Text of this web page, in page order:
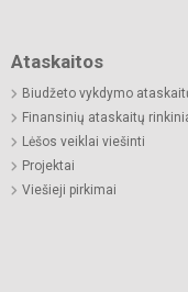
Ataskaitos
Biudžeto vykdymo
Finansinių ataskaitų
Lėšos veiklai viešinti
Projektai
Viešieji pirkimai